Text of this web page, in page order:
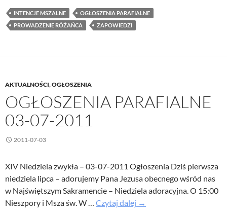
INTENCJE MSZALNE
OGŁOSZENIA PARAFIALNE
PROWADZENIE RÓŻAŃCA
ZAPOWIEDZI
AKTUALNOŚCI,OGŁOSZENIA
OGŁOSZENIA PARAFIALNE
03-07-2011
2011-07-03
XIV Niedziela zwykła – 03-07-2011 Ogłoszenia Dziś pierwsza
niedziela lipca – adorujemy Pana Jezusa obecnego wśród nas
w Najświętszym Sakramencie – Niedziela adoracyjna. O 15:00
Nieszpory i Msza św. W … Czytaj dalej Ogłoszenia
→